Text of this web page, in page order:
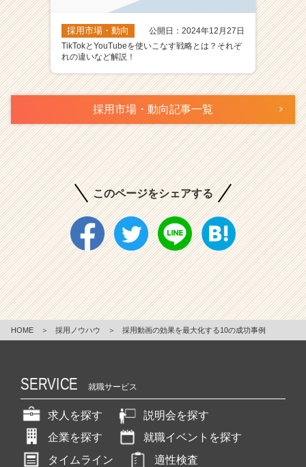
採用市場・動向
公開日：2024年12月27日
TikTokとYouTubeを使いこなす戦略とは？それぞ
れの違いなど解説！
採用市場・動向記事一覧
このページをシェアする
HOME ＞ 採用ノウハウ ＞ 採用動画の効果を最大化する10の成功事例
SERVICE 就職サービス
求人を探す
説明会を探す
企業を探す
就職イベントを探す
タイムライン
適性検査